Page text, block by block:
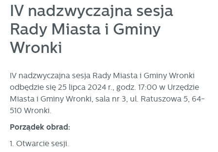
IV nadzwyczajna sesja
Rady Miasta i Gminy
Wronki
IV nadzwyczajna sesja Rady Miasta i Gminy Wronki
odbędzie się 25 lipca 2024 r., godz. 17:00 w Urzędzie
Miasta i Gminy Wronki, sala nr 3, ul. Ratuszowa 5, 64-
510 Wronki.
Porządek obrad:
1. Otwarcie sesji.
prezentowanych treści.
Dzięki tym plikom cookies możemy zapewnić Ci większy
komfort korzystania z funkcjonalności naszej strony poprzez
dopasowanie jej do Twoich indywidualnych preferencji.
Wyrażenie zgody na funkcjonalne i personalizacyjne pliki
stronie.
Więcej
Analityczne pliki cookies pomagają nam rozwijać się i
dostosowywać do Twoich potrzeb.
Cookies analityczne pozwalają na uzyskanie informacji w
zakresie wykorzystywania witryny internetowej, miejsca oraz
Dane pozwalają nam na ocenę naszych serwisów
użytkowników. Zgromadzone informacje są przetwarzane w
Więcej
Reklamowe
Dzięki reklamowym plikom cookies prezentujemy Ci